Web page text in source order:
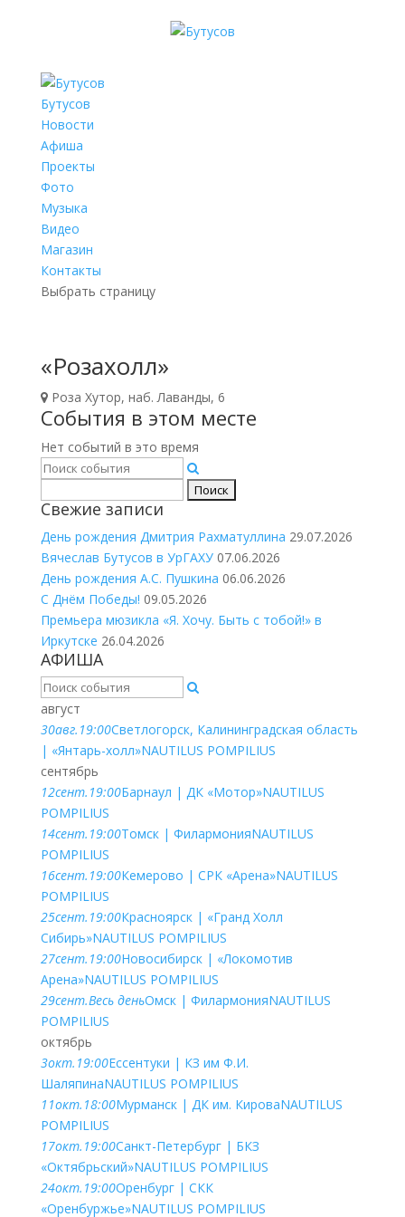
Бутусов
Новости
Афиша
Проекты
Фото
Музыка
Видео
Магазин
Контакты
Выбрать страницу
«Розахолл»
Роза Хутор, наб. Лаванды, 6
События в этом месте
Нет событий в это время
Свежие записи
День рождения Дмитрия Рахматуллина 29.07.2026
Вячеслав Бутусов в УрГАХУ 07.06.2026
День рождения А.С. Пушкина 06.06.2026
С Днём Победы! 09.05.2026
Премьера мюзикла «Я. Хочу. Быть с тобой!» в
Иркутске 26.04.2026
АФИША
август
30авг. 19:00Светлогорск, Калининградская область
| «Янтарь-холл»NAUTILUS POMPILIUS
сентябрь
12сент. 19:00Барнаул | ДК «Мотор»NAUTILUS
POMPILIUS
14сент. 19:00Томск | ФилармонияNAUTILUS
POMPILIUS
16сент. 19:00Кемерово | СРК «Арена»NAUTILUS
POMPILIUS
25сент. 19:00Красноярск | «Гранд Холл
Сибирь»NAUTILUS POMPILIUS
27сент. 19:00Новосибирск | «Локомотив
Арена»NAUTILUS POMPILIUS
29сент.Весь деньОмск | ФилармонияNAUTILUS
POMPILIUS
октябрь
3окт. 19:00Ессентуки | КЗ им Ф.И.
ШаляпинаNAUTILUS POMPILIUS
11окт. 18:00Мурманск | ДК им. КироваNAUTILUS
POMPILIUS
17окт. 19:00Санкт-Петербург | БКЗ
«Октябрьский»NAUTILUS POMPILIUS
24окт. 19:00Оренбург | СКК
«Оренбуржье»NAUTILUS POMPILIUS